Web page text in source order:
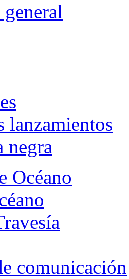
lanzamientos
negra
Océano
comunicación